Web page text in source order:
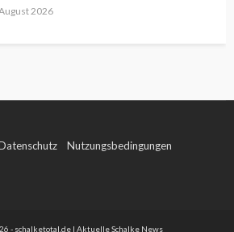
2026
Nutzungsbedingungen
- schalketotal.de | Aktuelle Schalke News